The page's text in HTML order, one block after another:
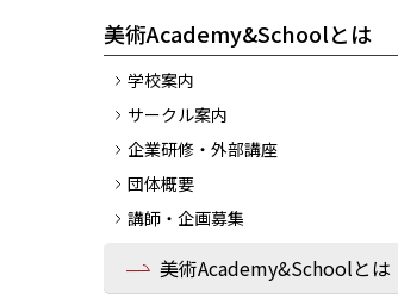
美術Academy&Schoolとは
学校案内
サークル案内
企業研修・外部講座
団体概要
講師・企画募集
美術Academy&Schoolとは